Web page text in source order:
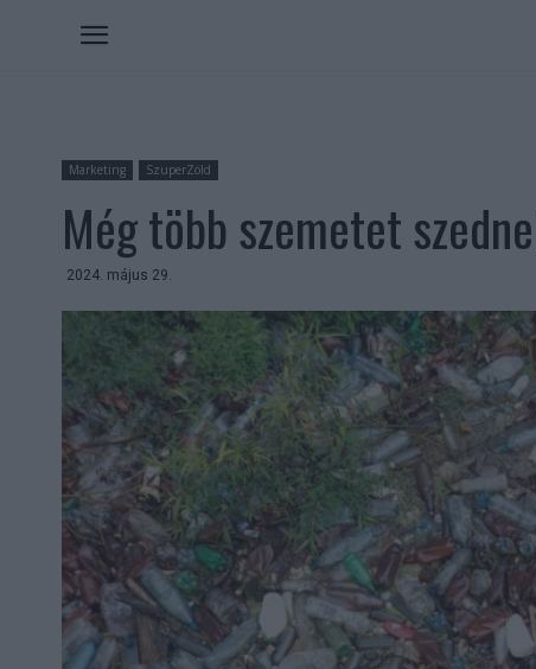
Marketing SzuperZöld
Még több szemetet
2024. május 29.